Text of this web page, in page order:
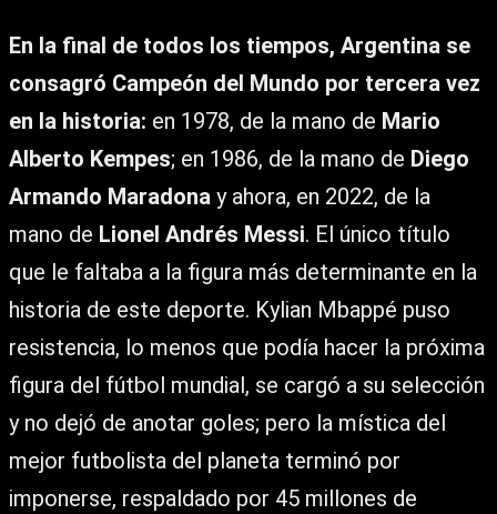
En la final de todos los tiempos, Argentina se
consagró Campeón del Mundo por tercera vez
en la historia: en 1978, de la mano de Mario
Alberto Kempes; en 1986, de la mano de Diego
Armando Maradona y ahora, en 2022, de la
mano de Lionel Andrés Messi. El único título
que le faltaba a la figura más determinante en la
historia de este deporte. Kylian Mbappé puso
resistencia, lo menos que podía hacer la próxima
figura del fútbol mundial, se cargó a su selección
y no dejó de anotar goles; pero la mística del
mejor futbolista del planeta terminó por
imponerse, respaldado por 45 millones de